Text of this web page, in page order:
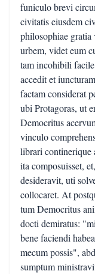
funiculo brevi
civitatis eiusdem
philosophiae gratia
urbem, videt eum
tam incohibili
accedit et
factam considerat
ubi Protagoras, ut
Democritus
vinculo
librari continerique
ita composuisset,
desideravit, uti
collocaret. At
tum Democritus
docti demiratus:
bene faciendi
mecum possis",
sumptum